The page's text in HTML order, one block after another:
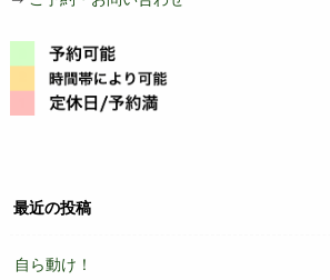
最近の投稿
自ら動け！